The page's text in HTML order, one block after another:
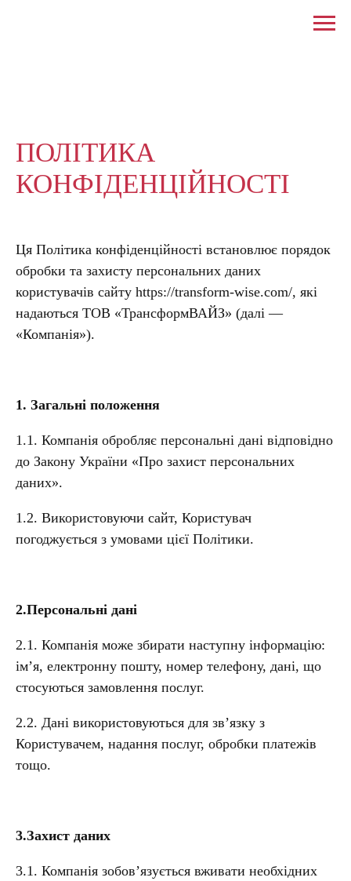
ПОЛІТИКА
КОНФІДЕНЦІЙНОСТІ
Ця Політика конфіденційності встановлює порядок
обробки та захисту персональних даних
користувачів сайту https://transform-wise.com/, які
надаються ТОВ «ТрансформВАЙЗ» (далі —
«Компанія»).
1. Загальні положення
1.1. Компанія обробляє персональні дані відповідно
до Закону України «Про захист персональних
даних».
1.2. Використовуючи сайт, Користувач
погоджується з умовами цієї Політики.
2.Персональні дані
2.1. Компанія може збирати наступну інформацію:
ім’я, електронну пошту, номер телефону, дані, що
стосуються замовлення послуг.
2.2. Дані використовуються для зв’язку з
Користувачем, надання послуг, обробки платежів
тощо.
3.Захист даних
3.1. Компанія зобов’язується вживати необхідних